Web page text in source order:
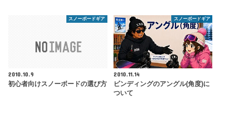
スノーボードギア
2010.10.9
初心者向けスノーボードの選び方
スノーボードギア
2010.11.14
ビンディングのアングル(角度)に
ついて